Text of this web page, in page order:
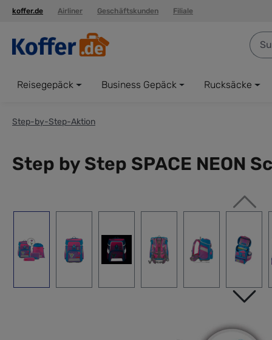
Zur Hauptnavigation springen
koffer.de Airliner Geschäftskunden Filiale
Reisegepäck Business Gepäck Rucksäcke
Step-by-Step-Aktion
Step by Step SPACE NEON